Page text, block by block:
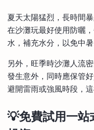
夏天太陽猛烈，長時間
在沙灘玩最好使用防曬
水，補充水分，以免中暑
另外，旺季時沙灘人流
發生意外，同時應保管
避開雷雨或強風時段，
💡免費試用一